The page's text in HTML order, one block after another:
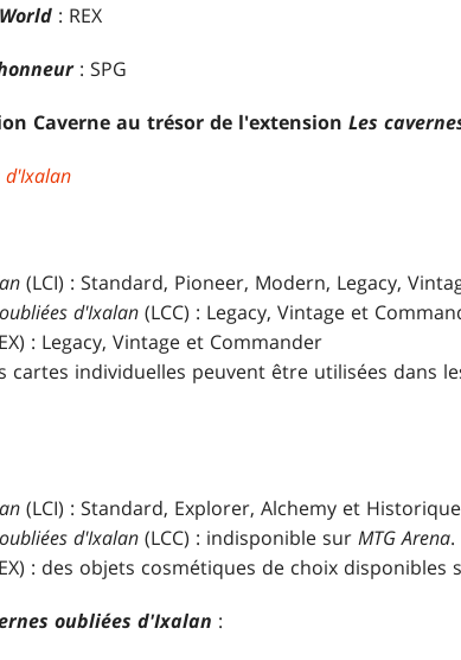
: REX
: SPG
Caverne au trésor de l'extension Les
d'Ixalan
(LCI) : Standard, Pioneer, Modern, Legacy,
d'Ixalan (LCC) : Legacy, Vintage et
: Legacy, Vintage et Commander
cartes individuelles peuvent être utilisées dans
(LCI) : Standard, Explorer, Alchemy et Historique
d'Ixalan (LCC) : indisponible sur MTG Arena.
: des objets cosmétiques de choix disponibles
oubliées d'Ixalan :